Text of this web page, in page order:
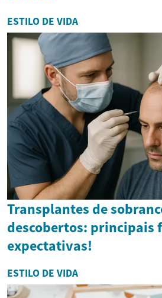
ESTILO DE VIDA
Transplantes de
descobertos: principais
expectativas!
ESTILO DE VIDA